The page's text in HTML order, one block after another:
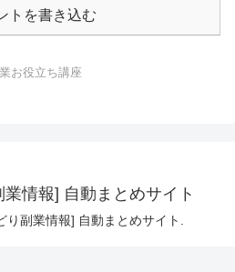
トを書き込む
お役立ち講座
情報] 自動まとめサイト
副業情報] 自動まとめサイト.